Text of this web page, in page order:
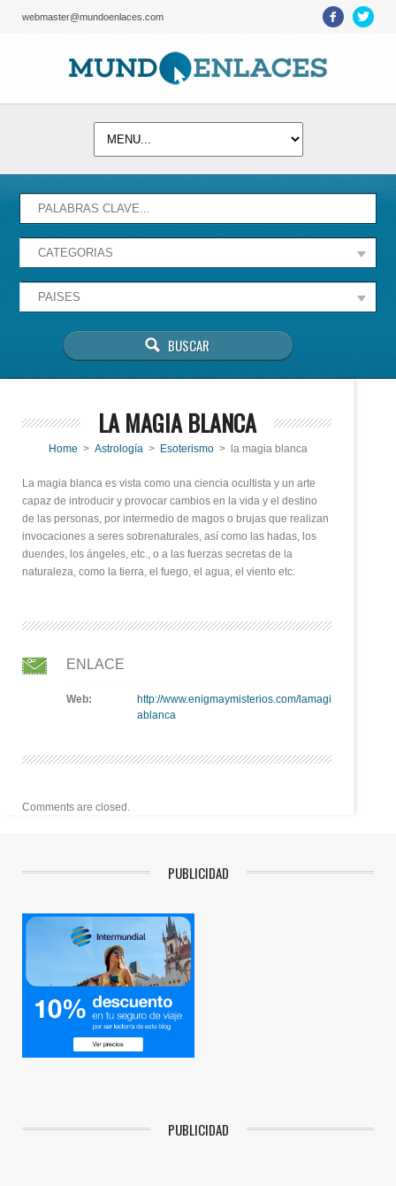
webmaster@mundoenlaces.com
LA MAGIA BLANCA
Home > Astrología > Esoterismo > la magia blanca
La magia blanca es vista como una ciencia ocultista y un arte
capaz de introducir y provocar cambios en la vida y el destino
de las personas, por intermedio de magos o brujas que realizan
invocaciones a seres sobrenaturales, así como las hadas, los
duendes, los ángeles, etc., o a las fuerzas secretas de la
naturaleza, como la tierra, el fuego, el agua, el viento etc.
ENLACE
Web:
http://www.enigmaymisterios.com/lamagi
ablanca
Comments are closed.
PUBLICIDAD
PUBLICIDAD